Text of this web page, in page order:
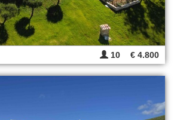
10 € 4.800